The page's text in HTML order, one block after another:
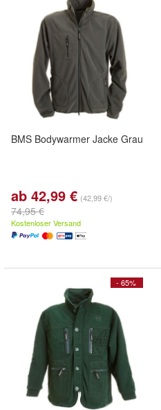
BMS Bodywarmer Jacke Grau
ab 42,99 € (42,99 €/)
74,95 €
Kostenloser Versand
- 65%